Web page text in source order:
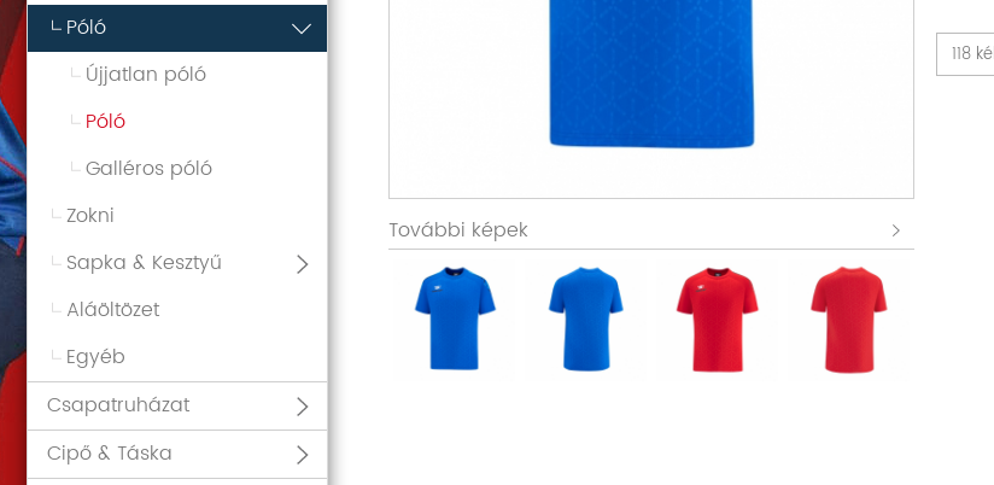
Póló
Újjatlan póló
Póló
Galléros póló
Zokni
Sapka & Kesztyű
Aláöltözet
Egyéb
Csapatruházat
Cipő & Táska
További képek